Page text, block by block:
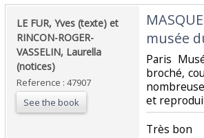
‎LE FUR, Yves (texte) et
RINCON-ROGER-
VASSELIN, Laurella
(notices) ‎
Reference : 47907
See the book
musée
‎Paris
broché,
et
‎Très bon ‎